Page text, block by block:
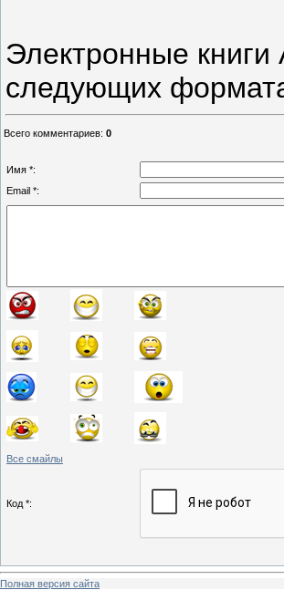
Электронные
следующих
Всего комментариев: 0
Имя *:
Email *:
Все смайлы
Код *:
Полная версия сайта